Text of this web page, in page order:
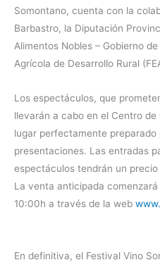
Somontano, cuenta con la
Barbastro, la Diputación
Alimentos Nobles – Gobierno
Agrícola de Desarrollo Rural
Los espectáculos, que
llevarán a cabo en el Centro
lugar perfectamente
presentaciones. Las entradas
espectáculos tendrán un
La venta anticipada
10:00h a través de la web
En definitiva, el Festival Vino